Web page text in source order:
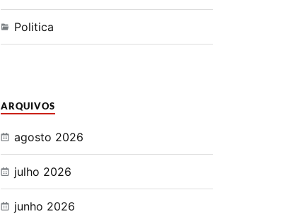
Politica
ARQUIVOS
agosto 2026
julho 2026
junho 2026